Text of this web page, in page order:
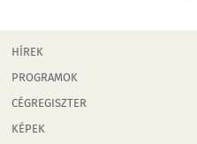
HÍREK
PROGRAMOK
CÉGREGISZTER
KÉPEK